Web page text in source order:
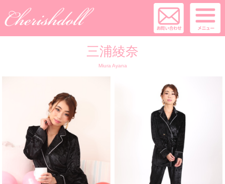
三浦綾奈
Miura Ayana